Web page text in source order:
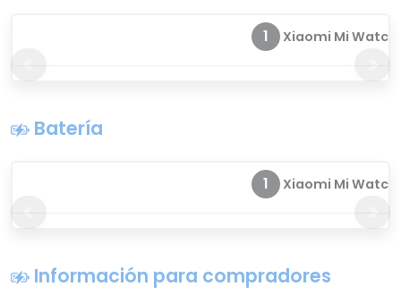
1 Xiaomi Mi Watch
Batería
1 Xiaomi Mi Watch
Información para compradores